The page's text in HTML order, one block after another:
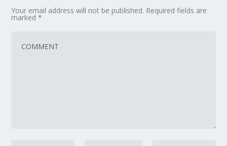
Your email address will not be published. Required fields are
marked*